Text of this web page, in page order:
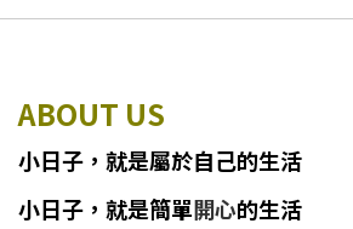
ABOUT US
小日子 ， 就是屬於自己的生活
小日子 ， 就是簡單開心的生活